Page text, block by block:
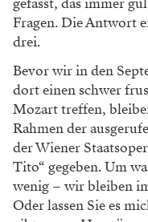
Fragen. Die Antwort
drei.
Bevor wir in den
dort einen schwer
Mozart treffen,
Rahmen der ausgerufe
der Wiener
Tito“ gegeben. Um
wenig – wir bleiben
Oder lassen Sie es